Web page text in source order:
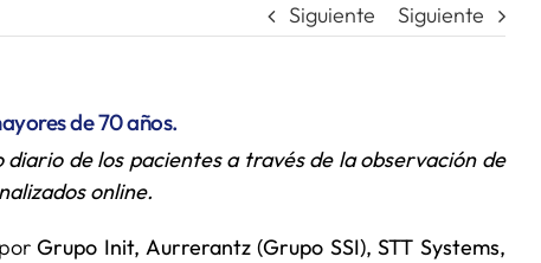
Siguiente Siguiente
de 70 años.
de los pacientes a través de la observación de
online.
Grupo Init, Aurrerantz (Grupo SSI), STT Systems,